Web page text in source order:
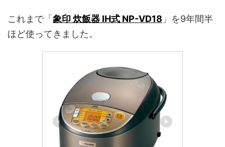
これまで「 象印 炊飯器 IH式 NP-VD18 」を9年間半
ほど使ってきました。